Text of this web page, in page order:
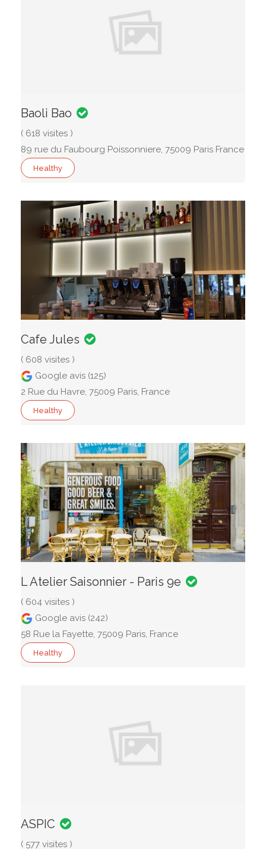
Baoli Bao
( 618 visites )
89 rue du Faubourg Poissonniere, 75009 Paris France
Healthy
Cafe Jules
( 608 visites )
Google avis (125)
2 Rue du Havre, 75009 Paris, France
Healthy
L Atelier Saisonnier - Paris 9e
( 604 visites )
Google avis (242)
58 Rue la Fayette, 75009 Paris, France
Healthy
ASPIC
( 577 visites )